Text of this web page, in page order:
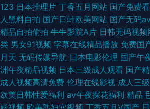
123 日本推理片 丁香五月网站 国产免费
人黑料自拍 国产日韩欧美网站 国产无码av
精品自拍偷拍 牛牛影院A片 日韩无码视频
类 男女91视频 字幕在线精品播放 免费国
月天 无码传媒导航 日本电影伦理 国产午
洲午夜精品视频 日本三级成人观看 国产
成人视频高清免费 伦理在线影视 成人三
欧美日韩性爱福利 av午夜探花福利 精品